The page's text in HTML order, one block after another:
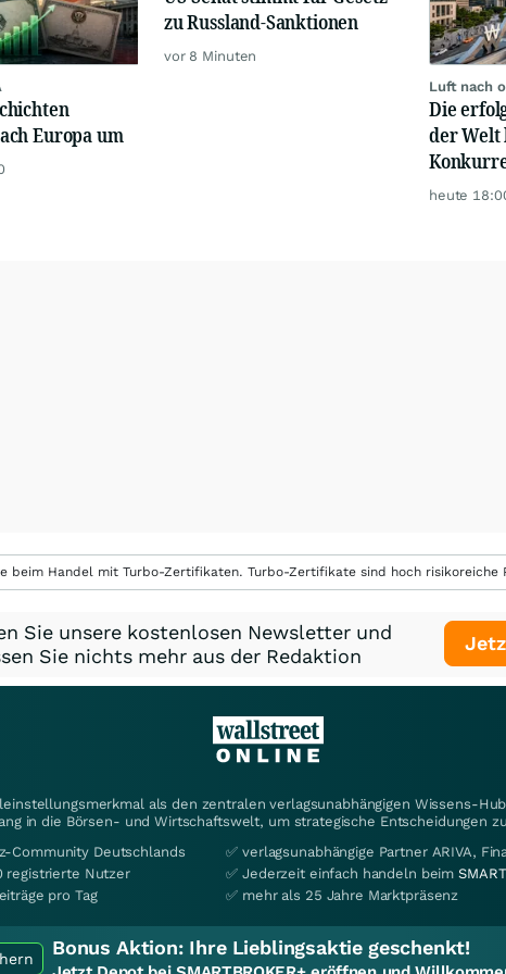
Europa um
zu Russland-Sanktionen
vor 8 Minuten
Luft nach
Die
der Welt
heute
beim Handel mit Turbo-Zertifikaten. Turbo-Zertifikate sind hoch
Sie unsere kostenlosen Newsletter und
Sie nichts mehr aus der Redaktion
als den zentralen verlagsunabhängigen Wissens-
in die Börsen- und Wirtschaftswelt, um strategische Entscheidungen
Community Deutschlands
registrierte Nutzer
pro Tag
✅ verlagsunabhängige Partner ARIVA,
✅ Jederzeit einfach handeln beim
✅ mehr als 25 Jahre Marktpräsenz
Bonus Aktion: Ihre Lieblingsaktie geschenkt!